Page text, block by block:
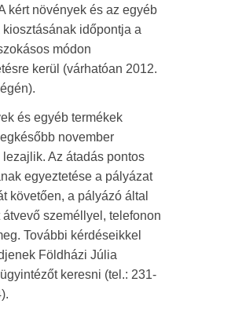
kért növények és az egyéb
kiosztásának időpontja a
módon
kerül (várhatóan 2012.
és egyéb termékek
november
lezajlik. Az átadás pontos
egyeztetése a pályázat
követően, a pályázó által
személlyel, telefonon
További kérdéseikkel
Földházi Júlia
keresni (tel.: 231-